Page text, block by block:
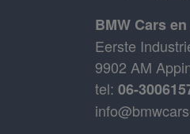
BMW Cars
Eerste
9902 AM
tel: 06-